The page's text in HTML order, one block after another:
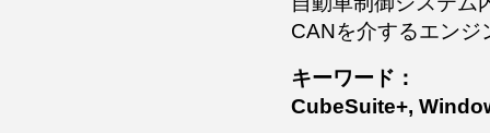
CANを介するエンジ
キーワード：
CubeSuite+,